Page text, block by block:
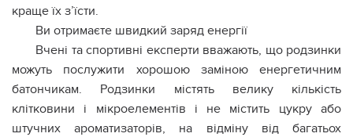
краще їх з’їсти.
Ви отримаєте швидкий заряд енергії
Вчені та спортивні експерти вважають, що родзинки
можуть послужити хорошою заміною енергетичним
батончикам. Родзинки містять велику кількість
клітковини і мікроелементів і не містить цукру або
штучних ароматизаторів, на відміну від багатьох